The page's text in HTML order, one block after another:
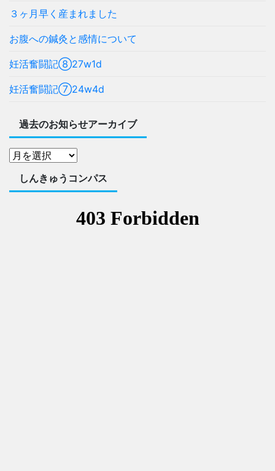
３ヶ月早く産まれました
お腹への鍼灸と感情について
妊活奮闘記⑧27w1d
妊活奮闘記⑦24w4d
過去のお知らせアーカイブ
しんきゅうコンパス